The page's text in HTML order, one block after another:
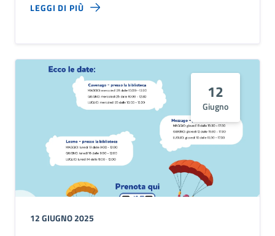
LEGGI DI PIÙ
12
Giugno
12 GIUGNO 2025